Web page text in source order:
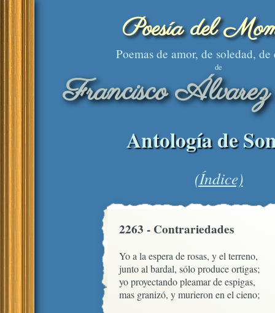
Poesía del
Poemas de amor, de soledad, de
de
Francisco
Antología de
(Índice)
2263 - Contrariedades
Yo a la espera de rosas, y el terreno,
junto al bardal, sólo produce ortigas;
yo proyectando pleamar de espigas,
mas granizó, y murieron en el cieno;